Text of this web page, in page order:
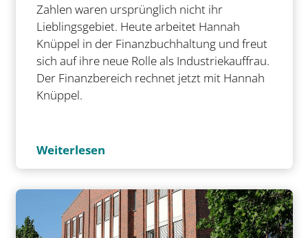
Zahlen waren ursprünglich nicht ihr
Lieblingsgebiet. Heute arbeitet Hannah
Knüppel in der Finanzbuchhaltung und freut
sich auf ihre neue Rolle als Industriekauffrau.
Der Finanzbereich rechnet jetzt mit Hannah
Knüppel.
Weiterlesen